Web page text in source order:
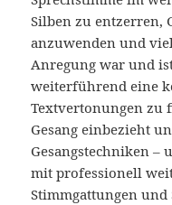
Silben zu entzerren,
anzuwenden und
Anregung war und
weiterführend eine
Textvertonungen zu
Gesang einbezieht
Gesangstechniken –
mit professionell
Stimmgattungen